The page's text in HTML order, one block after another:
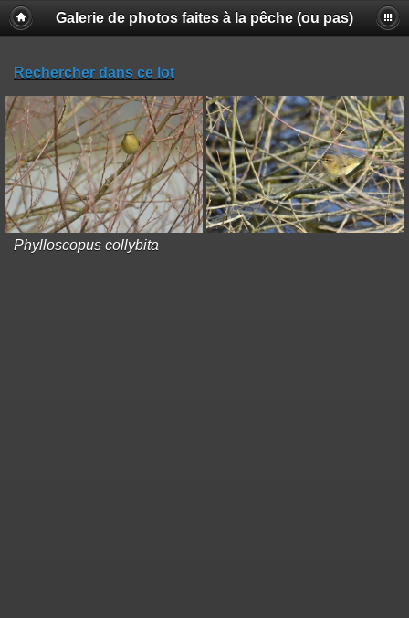
Galerie de photos faites à la pêche (ou pas)
Rechercher dans ce lot
Phylloscopus collybita